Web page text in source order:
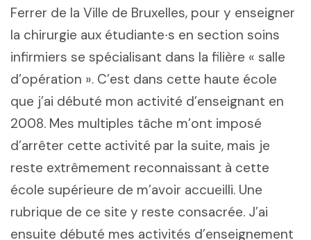
Ferrer de la Ville de Bruxelles, pour y enseigner
la chirurgie aux étudiante∙s en section soins
infirmiers se spécialisant dans la filière « salle
d’opération ». C’est dans cette haute école
que j’ai débuté mon activité d’enseignant en
2008. Mes multiples tâche m’ont imposé
d’arrêter cette activité par la suite, mais je
reste extrêmement reconnaissant à cette
école supérieure de m’avoir accueilli. Une
rubrique de ce site y reste consacrée. J’ai
ensuite débuté mes activités d’enseignement